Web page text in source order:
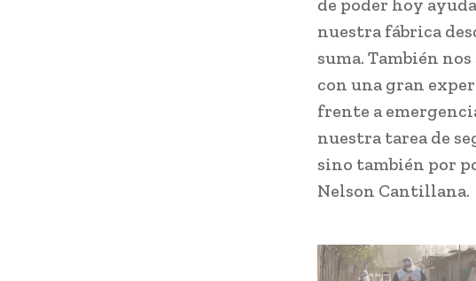
de poder hoy
nuestra fábrica
suma. También
con una gran
frente a
nuestra tarea de
sino también por
Nelson Cantillana.